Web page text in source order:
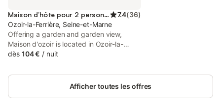
Maison d’hôte pour 2 personnes 7.4(36)
Ozoir-la-Ferrière, Seine-et-Marne
Offering a garden and garden view,
Maison d'ozoir is located in Ozoir-la-
Ferrière, 20 km from Disneyland Paris and
property offers access to a terrace, free
private parking and free WiFi.
dès 104 € / nuit
Afficher toutes les offres